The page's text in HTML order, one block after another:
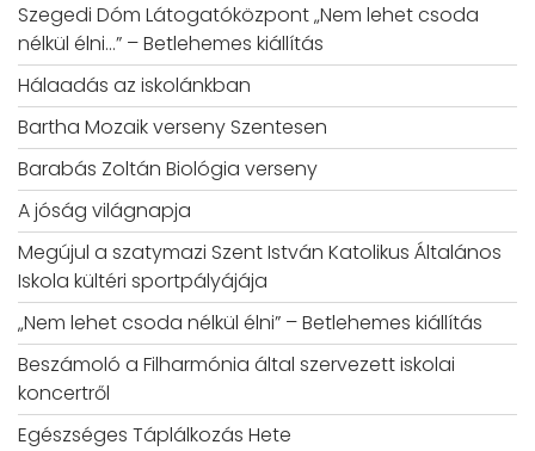
Szegedi Dóm Látogatóközpont „Nem lehet csoda
nélkül élni…” – Betlehemes kiállítás
Hálaadás az iskolánkban
Bartha Mozaik verseny Szentesen
Barabás Zoltán Biológia verseny
A jóság világnapja
Megújul a szatymazi Szent István Katolikus Általános
Iskola kültéri sportpályájája
„Nem lehet csoda nélkül élni” – Betlehemes kiállítás
Beszámoló a Filharmónia által szervezett iskolai
koncertről
Egészséges Táplálkozás Hete